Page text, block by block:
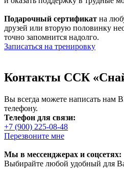
Подарочный сертификат на
друзей или вторую половинку
точно запомнится надолго.
Записаться на тренировку
Контакты ССК
Вы всегда можете написать нам
телефону.
Телефон для связи:
+7 (900) 225-08-48
Перезвоните мне
Мы в мессенджерах и соцсетях:
Выбирайте любой удобный для